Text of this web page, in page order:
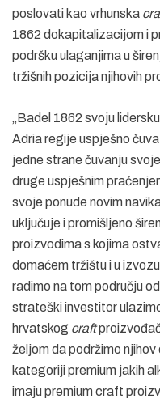
poslovati kao vrhunska
1862 dokapitalizacijom i
podršku ulaganjima u
tržišnih pozicija njihovih
„Badel 1862 svoju
Adria regije uspješno
jedne strane čuvanju
druge uspješnim
svoje ponude novim
uključuje i promišljeno
proizvodima s kojima
domaćem tržištu i u
radimo na tom području
strateški investitor
hrvatskog craft
željom da podržimo
kategoriji premium jakih
imaju premium craft